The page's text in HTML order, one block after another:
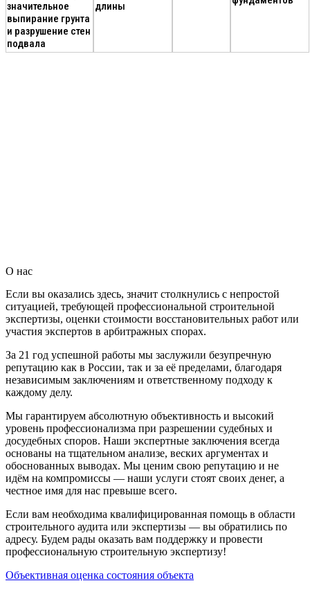
значительное
выпирание грунта
и разрушение стен
подвала
длины
О нас
Если вы оказались здесь, значит столкнулись с непростой
ситуацией, требующей профессиональной строительной
экспертизы, оценки стоимости восстановительных работ или
участия экспертов в арбитражных спорах.
За 21 год успешной работы мы заслужили безупречную
репутацию как в России, так и за её пределами, благодаря
независимым заключениям и ответственному подходу к
каждому делу.
Мы гарантируем абсолютную объективность и высокий
уровень профессионализма при разрешении судебных и
досудебных споров. Наши экспертные заключения всегда
основаны на тщательном анализе, веских аргументах и
обоснованных выводах. Мы ценим свою репутацию и не
идём на компромиссы — наши услуги стоят своих денег, а
честное имя для нас превыше всего.
Если вам необходима квалифицированная помощь в области
строительного аудита или экспертизы — вы обратились по
адресу. Будем рады оказать вам поддержку и провести
профессиональную строительную экспертизу!
Объективная оценка состояния объекта